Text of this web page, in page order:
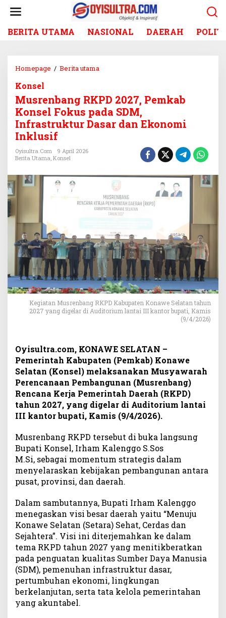
BERITA UTAMA NASIONAL DAERAH
Homepage / Berita utama
r
e
n
b
K
D
2
7
,
P
e
m
k
a
b
s
e
l
F
o
k
u
s
a
d
a
S
D
I
n
f
r
a
s
t
r
u
Konsel
Musrenbang RKPD 2027, Pemkab
Konsel Fokus pada SDM,
Infrastruktur Dasar dan Ekonomi
Inklusif
Oyisultra.com
9 April 2026
Berita Utama, Konsel
Kegiatan Musrenbang RKPD Kabupaten Konawe Selatan tahun
2027 yang digelar di Auditorium lantai III kantor bupati, Kamis
(9/4/2026)
Oyisultra.com, KONAWE SELATAN –
Pemerintah Kabupaten (Pemkab) Konawe
Selatan (Konsel) melaksanakan Musyawarah
Perencanaan Pembangunan (Musrenbang)
Rencana Kerja Pemerintah Daerah (RKPD)
tahun 2027, yang digelar di Auditorium lantai
III kantor bupati, Kamis (9/4/2026).
Musrenbang RKPD tersebut di buka langsung
Bupati Konsel, Irham Kalenggo S.Sos
M.Si, sebagai momentum strategis dalam
menyelaraskan kebijakan pembangunan antara
pusat, provinsi, dan daerah.
Dalam sambutannya, Bupati Irham Kalenggo
menegaskan visi besar daerah yaitu “Menuju
Konawe Selatan (Setara) Sehat, Cerdas dan
Sejahtera”. Visi ini diterjemahkan ke dalam
tema RKPD tahun 2027 yang menitikberatkan
pada penguatan kualitas Sumber Daya Manusia
(SDM), pemenuhan infrastruktur dasar,
pertumbuhan ekonomi, lingkungan
berkelanjutan, serta tata kelola pemerintahan
yang akuntabel.